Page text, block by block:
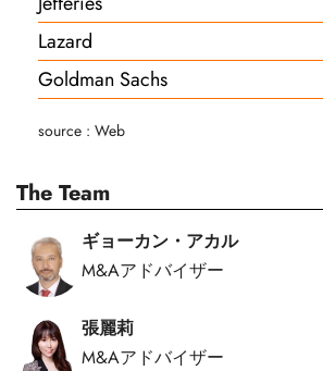
Lazard
Goldman Sachs
source : Web
The Team
ギョーカン・アカル
M&Aアドバイザー
張麗莉
M&Aアドバイザー